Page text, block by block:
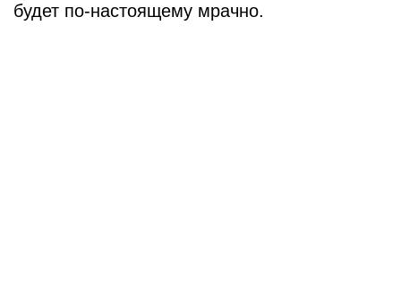
будет по-настоящему мрачно.